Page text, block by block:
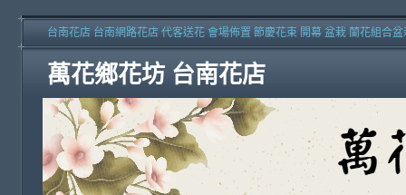
萬花鄉花坊 台南花店
台南花店 台南網路花店 代客送花 會場佈置 節慶花束 開幕 盆栽 蘭花組合